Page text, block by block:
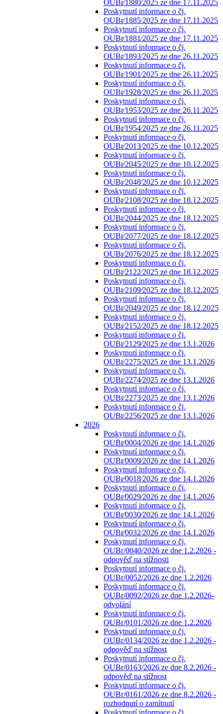
OUBr⁄1880⁄2025 ze dne 17.11.2025
Poskytnutí informace o čj.
OUBr⁄1885⁄2025 ze dne 17.11.2025
Poskytnutí informace o čj.
OUBr⁄1881⁄2025 ze dne 17.11.2025
Poskytnutí informace o čj.
OUBr⁄1893⁄2025 ze dne 26.11.2025
Poskytnutí informace o čj.
OUBr⁄1901⁄2025 ze dne 26.11.2025
Poskytnutí informace o čj.
OUBr⁄1928⁄2025 ze dne 26.11.2025
Poskytnutí informace o čj.
OUBr⁄1953⁄2025 ze dne 26.11.2025
Poskytnutí informace o čj.
OUBr⁄1954⁄2025 ze dne 26.11.2025
Poskytnutí informace o čj.
OUBr⁄2013⁄2025 ze dne 10.12.2025
Poskytnutí informace o čj.
OUBr⁄2045⁄2025 ze dne 10.12.2025
Poskytnutí informace o čj.
OUBr⁄2048⁄2025 ze dne 10.12.2025
Poskytnutí informace o čj.
OUBr⁄2108⁄2025 ze dne 18.12.2025
Poskytnutí informace o čj.
OUBr⁄2044⁄2025 ze dne 18.12.2025
Poskytnutí informace o čj.
OUBr⁄2077⁄2025 ze dne 18.12.2025
Poskytnutí informace o čj.
OUBr⁄2076⁄2025 ze dne 18.12.2025
Poskytnutí informace o čj.
OUBr⁄2122⁄2025 ze dne 18.12.2025
Poskytnutí informace o čj.
OUBr⁄2109⁄2025 ze dne 18.12.2025
Poskytnutí informace o čj.
OUBr⁄2049⁄2025 ze dne 18.12.2025
Poskytnutí informace o čj.
OUBr⁄2152⁄2025 ze dne 18.12.2025
Poskytnutí informace o čj.
OUBr⁄2129⁄2025 ze dne 13.1.2026
Poskytnutí informace o čj.
OUBr⁄2275⁄2025 ze dne 13.1.2026
Poskytnutí informace o čj.
OUBr⁄2274⁄2025 ze dne 13.1.2026
Poskytnutí informace o čj.
OUBr⁄2273⁄2025 ze dne 13.1.2026
Poskytnutí informace o čj.
OUBr⁄2256⁄2025 ze dne 13.1.2026
2026
Poskytnutí informace o čj.
OUBr⁄0004⁄2026 ze dne 14.1.2026
Poskytnutí informace o čj.
OUBr⁄0009⁄2026 ze dne 14.1.2026
Poskytnutí informace o čj.
OUBr⁄0018⁄2026 ze dne 14.1.2026
Poskytnutí informace o čj.
OUBr⁄0029⁄2026 ze dne 14.1.2026
Poskytnutí informace o čj.
OUBr⁄0030⁄2026 ze dne 14.1.2026
Poskytnutí informace o čj.
OUBr⁄0032⁄2026 ze dne 14.1.2026
Poskytnutí informace o čj.
OUBr/0040/2026 ze dne 1.2.2026 -
odpověď na stížnosti
Poskytnutí informace o čj.
OUBr/0052/2026 ze dne 1.2.2026
Poskytnutí informace o čj.
OUBr/0092/2026 ze dne 1.2.2026-
odvolání
Poskytnutí informace o čj.
OUBr/0101/2026 ze dne 1.2.2026
Poskytnutí informace o čj.
OUBr/0134/2026 ze dne 1.2.2026 -
odpověď na stížnost
Poskytnutí informace o čj.
OUBr/0163/2026 ze dne 8.2.2026 -
odpověď na stížnost
Poskytnutí informace o čj.
OUBr/0161/2026 ze dne 8.2.2026 -
rozhodnutí o zamítnutí
Poskytnutí informace o čj.